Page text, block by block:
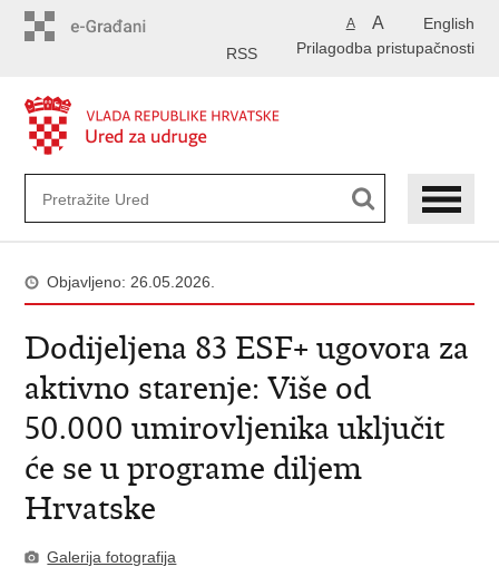
English
A A
Prilagodba pristupačnosti
RSS
Objavljeno: 26.05.2026.
Dodijeljena 83 ESF+ ugovora za
aktivno starenje: Više od
50.000 umirovljenika uključit
će se u programe diljem
Hrvatske
Galerija fotografija